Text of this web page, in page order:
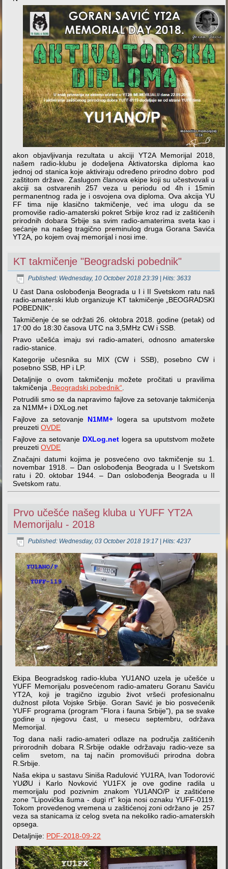
akon objavljivanja rezultata u akciji YT2A Memorijal 2018,
našem radio-klubu je dodeljena Aktivatorska diploma kao
jednoj od stanica koje aktiviraju određeno prirodno dobro pod
zaštitom države. Zaslugom članova ekipe koji su učestvovali u
akciji sa ostvarenih 257 veza u periodu od 4h i 15min
permanentnog rada je i osvojena ova diploma. Ova akcija YU
FF tima nije klasično takmičenje, već ima ulogu da se
promoviše radio-amaterski pokret Srbije kroz rad iz zaštićenih
prirodnih dobara Srbije sa svim radio-amaterima sveta kao i
sećanje na našeg tragično preminulog druga Gorana Savića
YT2A, po kojem ovaj memorijal i nosi ime.
KT takmičenje "Beogradski pobednik"
Published: Wednesday, 10 October 2018 23:39 | Hits: 3633
U čast Dana oslobođenja Beograda u I i II Svetskom ratu naš
radio-amaterski klub organizuje KT takmičenje „BEOGRADSKI
POBEDNIK“.
Takmičenje će se održati 26. oktobra 2018. godine (petak) od
17:00 do 18:30 časova UTC na 3,5MHz CW i SSB.
Pravo učešća imaju svi radio-amateri, odnosno amaterske
radio-stanice.
Kategorije učesnika su MIX (CW i SSB), posebno CW i
posebno SSB, HP i LP.
Detaljnije o ovom takmičenju možete pročitati u pravilima
takmičenja
„Beogradski pobednik“
Potrudili smo se da napravimo fajlove za setovanje takmićenja
za N1MM+ i DXLog.net
Fajlove za setovanje N1MM+logera sa uputstvom možete
preuzetiOVDE
Fajlove za setovanje DXLog.net logera sa uputstvom možete
preuzetiOVDE
Značajni datumi kojima je posvećeno ovo takmičenje su 1.
novembar 1918. – Dan oslobođenja Beograda u I Svetskom
ratu i 20. oktobar 1944. – Dan oslobođenja Beograda u II
Svetskom ratu.
Prvo učešće našeg kluba u YUFF YT2A
Memorijalu - 2018
Published: Wednesday, 03 October 2018 19:17 | Hits: 4237
Ekipa Beogradskog radio-kluba YU1ANO uzela je učešće u
YUFF Memorijalu posvećenom radio-amateru Goranu Saviću
YT2A, koji je tragično izgubio život vršeći profesionalnu
dužnost pilota Vojske Srbije. Goran Savić je bio posvećenik
YUFF programa (program "Flora i fauna Srbije"), pa se svake
godine u njegovu čast, u mesecu septembru, održava
Memorijal.
Tog dana naši radio-amateri odlaze na područja zaštićenih
prirorodnih dobara R.Srbije odakle održavaju radio-veze sa
celim svetom, na taj način promovišući prirodna dobra
R.Srbije.
Naša ekipa u sastavu Siniša Radulović YU1RA, Ivan Todorović
YUØU i Karlo Novković YU1FX je ove godine radila u
memorijalu pod pozivnim znakom YU1ANO/P iz zaštićene
zone "Lipovička šuma - dugi rt" koja nosi oznaku YUFF-0119.
Tokom provedenog vremena u zaštićenoj zoni održano je 257
veza sa stanicama iz celog sveta na nekoliko radio-amaterskih
opsega.
Detaljnije: PDF-2018-09-22